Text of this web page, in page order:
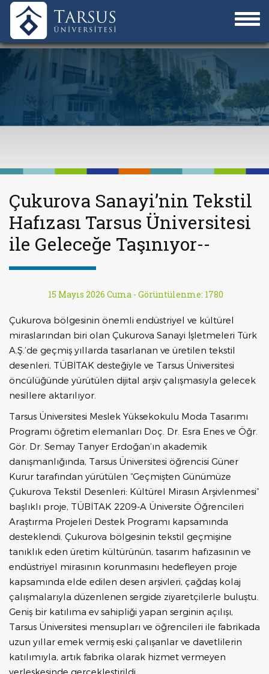
Çukurova Sanayi’nin Tekstil
Hafızası Tarsus Üniversitesi
ile Geleceğe Taşınıyor--
15 Mayıs 2026 Cuma - Görüntülenme: 1780
Çukurova bölgesinin önemli endüstriyel ve kültürel
miraslarından biri olan Çukurova Sanayi İşletmeleri Türk
A.Ş.’de geçmiş yıllarda tasarlanan ve üretilen tekstil
desenleri, TÜBİTAK desteğiyle ve Tarsus Üniversitesi
öncülüğünde yürütülen dijital arşiv çalışmasıyla gelecek
nesillere aktarılıyor.
Tarsus Üniversitesi Meslek Yüksekokulu Moda Tasarımı
Programı öğretim elemanları Doç. Dr. Esra Enes ve Öğr.
Gör. Dr. Semay Tanyer Erdoğan’ın akademik
danışmanlığında, Tarsus Üniversitesi öğrencisi Güner
Kurur tarafından yürütülen “Geçmişten Günümüze
Çukurova Tekstil Desenleri: Kültürel Mirasın Arşivlenmesi”
başlıklı proje, TÜBİTAK 2209-A Üniversite Öğrencileri
Araştırma Projeleri Destek Programı kapsamında
desteklendi. Çukurova bölgesinin tekstil geçmişine
tanıklık eden üretim kültürünün, tasarım hafızasının ve
endüstriyel mirasının korunmasını hedefleyen proje
kapsamında elde edilen desen arşivleri, çağdaş kolaj
çalışmalarıyla düzenlenen sergide ziyaretçilerle buluştu.
Geniş bir katılıma ev sahipliği yapan serginin açılışı,
Tarsus Üniversitesi mensupları ve öğrencileri ile fabrikada
uzun yıllar emek vermiş eski çalışanlar ve davetlilerin
katılımıyla, artık fabrika olarak hizmet vermeyen
yerleşkesinde gerçekleştirildi.